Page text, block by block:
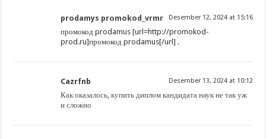
prodamys promokod_vrmr Desember 12, 2024 at 15:16
промокод prodamus [url=http://promokod-
prod.ru]промокод prodamus[/url] .
Cazrfnb Desember 13, 2024 at 10:12
Как оказалось, купить диплом кандидата наук не так уж
и сложно